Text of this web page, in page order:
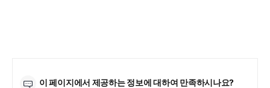
이 페이지에서 제공하는 정보에 대하여 만족하시나요?